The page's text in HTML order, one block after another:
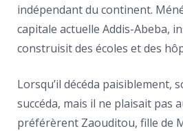
indépendant du continent.
capitale actuelle Addis-Abeba,
construisit des écoles et des
Lorsqu’il décéda paisiblement,
succéda, mais il ne plaisait pas
préférèrent Zaouditou, fille de